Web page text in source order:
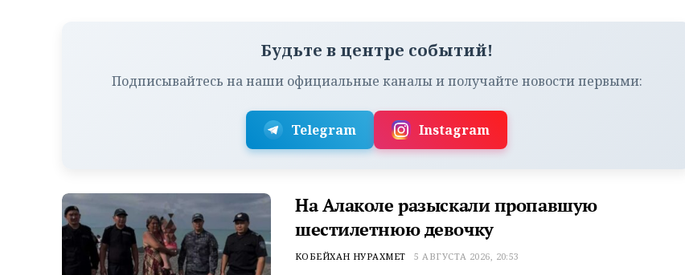
Будьте в центре событий!
Подписывайтесь на наши официальные каналы и получайте новости первыми:
Telegram Instagram
На Алаколе разыскали пропавшую
шестилетнюю девочку
КОБЕЙХАН НУРАХМЕТ 5 АВГУСТА 2026, 20:53